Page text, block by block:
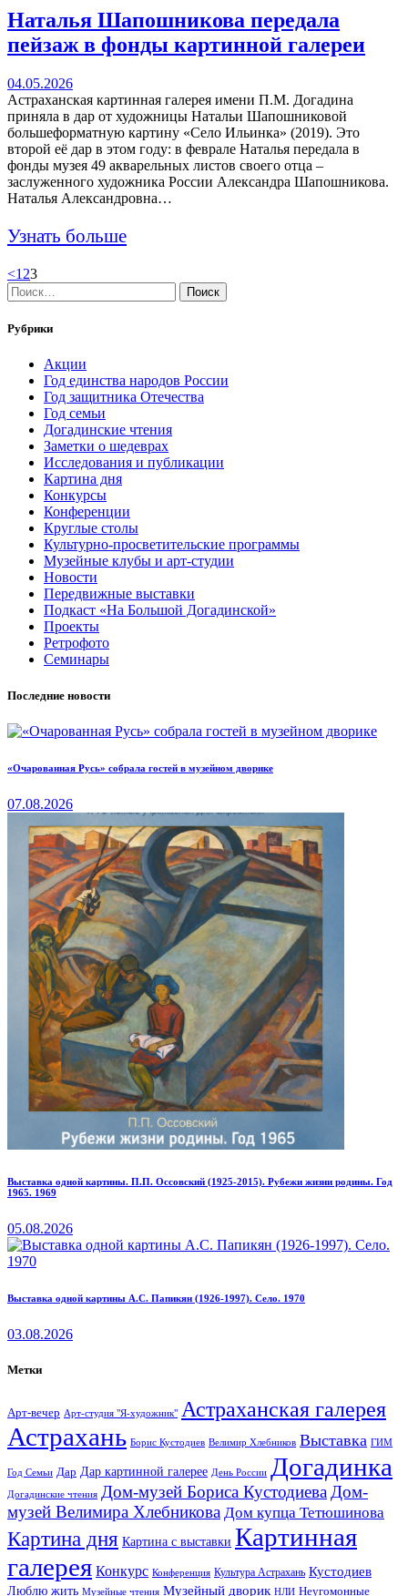
Наталья Шапошникова передала
пейзаж в фонды картинной галереи
04.05.2026
Астраханская картинная галерея имени П.М. Догадина
приняла в дар от художницы Натальи Шапошниковой
большеформатную картину «Село Ильинка» (2019). Это
второй её дар в этом году: в феврале Наталья передала в
фонды музея 49 акварельных листов своего отца –
заслуженного художника России Александра Шапошникова.
Наталья Александровна…
Узнать больше
Навигация
по
записям
<Page
1 Page
2Page
3
Найти:
Рубрики
Акции
Год единства народов России
Год защитника Отечества
Год семьи
Догадинские чтения
Заметки о шедеврах
Исследования и публикации
Картина дня
Конкурсы
Конференции
Круглые столы
Культурно-просветительские программы
Музейные клубы и арт-студии
Новости
Передвижные выставки
Подкаст «На Большой Догадинской»
Проекты
Ретрофото
Семинары
Последние новости
«Очарованная Русь» собрала гостей в музейном дворике
07.08.2026
Выставка одной картины. П.П. Оссовский (1925-2015). Рубежи жизни родины. Год
1965. 1969
05.08.2026
Выставка одной картины А.С. Папикян (1926-1997). Село. 1970
03.08.2026
Метки
Арт-вечер Арт-студия "Я-художник" Астраханская галерея
Астрахань Борис Кустодиев Велимир Хлебников Выставка ГИМ
Год Семьи Дар Дар картинной галерее День России Догадинка
Догадинские чтения Дом-музей Бориса Кустодиева Дом-
музей Велимира Хлебникова Дом купца Тетюшинова
Картина дня Картина с выставки Картинная
галерея Конкурс Конференция Культура Астрахань Кустодиев
Люблю жить Музейные чтения Музейный дворик НЛИ Неугомонные